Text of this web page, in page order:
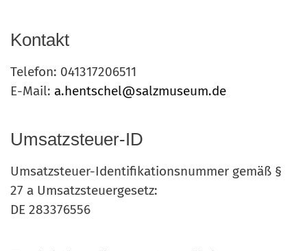
Kontakt
Telefon: 041317206511
E-Mail: a.hentschel@salzmuseum.de
Umsatzsteuer-ID
Umsatzsteuer-Identifikationsnummer gemäß §
27 a Umsatzsteuergesetz:
DE 283376556